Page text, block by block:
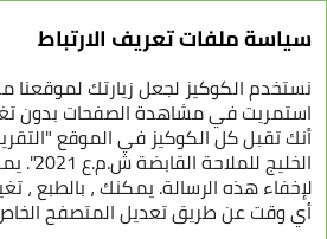
هيكل حوكمة
تشكيل مجلس الإدارة
سياسة ملفات تعريف الارتباط
نستخدم الكوكيز لجعل زيارتك لموقعنا
استمريت في مشاهدة الصفحات بدون
أنك تقبل كل الكوكيز في الموقع
الخليج
لإخفاء هذه الرسالة. يمكنك ، بالطبع ،
أي وقت عن طريق تعديل المتصفح